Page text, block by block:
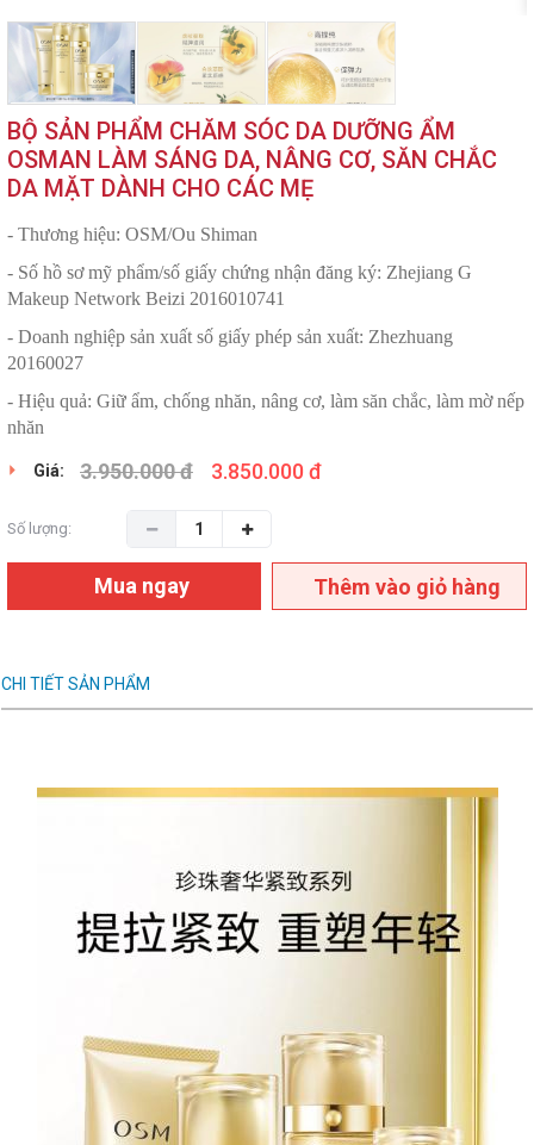
BỘ SẢN PHẨM CHĂM SÓC DA DƯỠNG ẨM
OSMAN LÀM SÁNG DA, NÂNG CƠ, SĂN CHẮC
DA MẶT DÀNH CHO CÁC MẸ
- Thương hiệu: OSM/Ou Shiman
- Số hồ sơ mỹ phẩm/số giấy chứng nhận đăng ký: Zhejiang G
Makeup Network Beizi 2016010741
- Doanh nghiệp sản xuất số giấy phép sản xuất: Zhezhuang
20160027
- Hiệu quả: Giữ ẩm, chống nhăn, nâng cơ, làm săn chắc, làm mờ nếp
nhăn
Giá: 3.950.000 đ 3.850.000 đ
Số lượng:
Mua ngay Thêm vào giỏ hàng
CHI TIẾT SẢN PHẨM